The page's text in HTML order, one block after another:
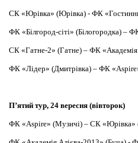
СК «Юрівка» (Юрівка) - ФК
ФК «Білгород-сіті» (Білогородка) –
СК «Гатне-2» (Гатне) – ФК «Академія
ФК «Лідер» (Дмитрівка) – ФК
П’ятий тур, 24 вересня (вівторок)
ФК «Aspire» (Музичі) – СК «Юрівка»